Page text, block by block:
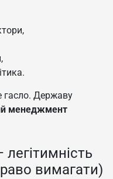
гасло. Державу
менеджмент
вимагати)